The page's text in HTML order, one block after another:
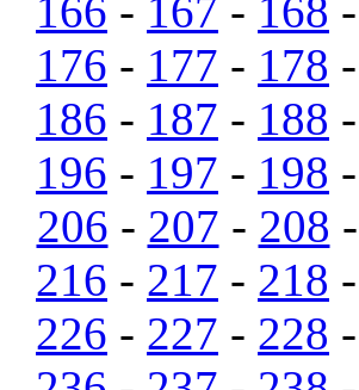
166 - 167 - 168 -
176 - 177 - 178 -
186 - 187 - 188 -
196 - 197 - 198 -
206 - 207 - 208 -
216 - 217 - 218 -
226 - 227 - 228 -